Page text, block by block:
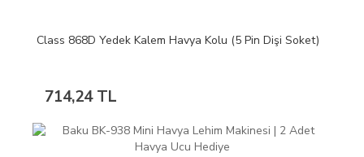
Class 868D Yedek Kalem Havya Kolu (5 Pin Dişi Soket)
714,24 TL